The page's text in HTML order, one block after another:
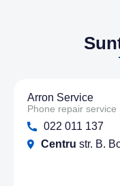
Arron Service
Phone repair service
022 011 137
Centru str. B.